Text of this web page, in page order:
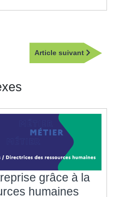
Article suivant
Article
grâce à la
humaines